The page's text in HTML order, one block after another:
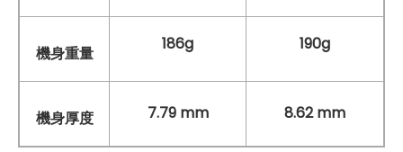
機身重量 186g 190g
機身厚度 7.79 mm 8.62 mm